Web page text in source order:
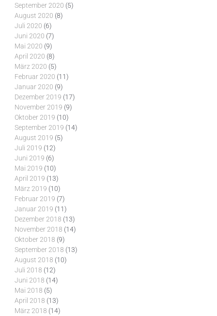
September 2020 (5)
August 2020 (8)
Juli 2020 (6)
Juni 2020 (7)
Mai 2020 (9)
April 2020 (8)
März 2020 (5)
Februar 2020 (11)
Januar 2020 (9)
Dezember 2019 (17)
November 2019 (9)
Oktober 2019 (10)
September 2019 (14)
August 2019 (5)
Juli 2019 (12)
Juni 2019 (6)
Mai 2019 (10)
April 2019 (13)
März 2019 (10)
Februar 2019 (7)
Januar 2019 (11)
Dezember 2018 (13)
November 2018 (14)
Oktober 2018 (9)
September 2018 (13)
August 2018 (10)
Juli 2018 (12)
Juni 2018 (14)
Mai 2018 (5)
April 2018 (13)
März 2018 (14)